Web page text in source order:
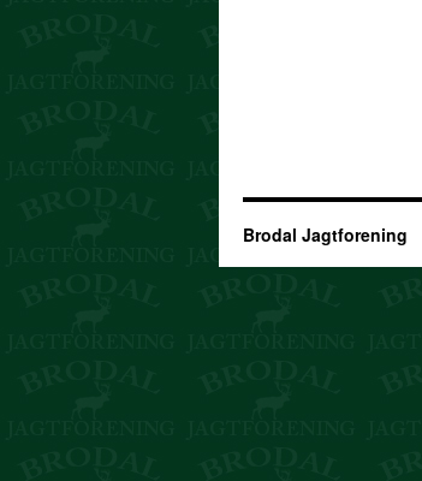
Brodal Jagtforening